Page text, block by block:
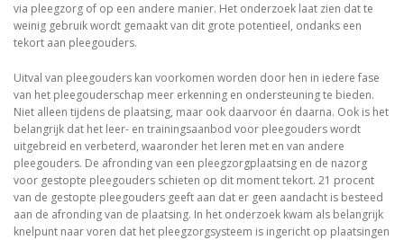
via pleegzorg of op een andere manier. Het onderzoek laat zien dat te
weinig gebruik wordt gemaakt van dit grote potentieel, ondanks een
tekort aan pleegouders.
Uitval van pleegouders kan voorkomen worden door hen in iedere fase
van het pleegouderschap meer erkenning en ondersteuning te bieden.
Niet alleen tijdens de plaatsing, maar ook daarvoor én daarna. Ook is het
belangrijk dat het leer- en trainingsaanbod voor pleegouders wordt
uitgebreid en verbeterd, waaronder het leren met en van andere
pleegouders. De afronding van een pleegzorgplaatsing en de nazorg
voor gestopte pleegouders schieten op dit moment tekort. 21 procent
van de gestopte pleegouders geeft aan dat er geen aandacht is besteed
aan de afronding van de plaatsing. In het onderzoek kwam als belangrijk
knelpunt naar voren dat het pleegzorgsysteem is ingericht op plaatsingen